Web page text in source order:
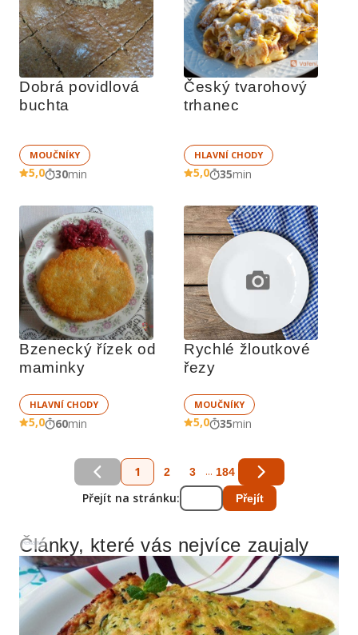
Dobrá povidlová
buchta
MOUČNÍKY
5,0 30min
Český tvarohový
trhanec
HLAVNÍ CHODY
5,0 35min
Bzenecký řízek od
maminky
HLAVNÍ CHODY
5,0 60min
Rychlé žloutkové
řezy
MOUČNÍKY
5,0 35min
1 2 3 ... 184
Přejít na stránku: Přejít
Reklama
Články, které vás nejvíce zaujaly